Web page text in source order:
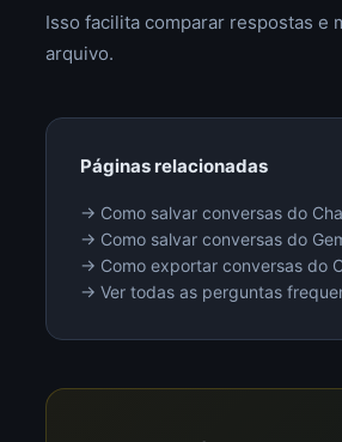
Isso facilita comparar respostas e
arquivo.
Páginas relacionadas
→ Como salvar conversas do
→ Como salvar conversas do
→ Como exportar conversas do
→ Ver todas as perguntas